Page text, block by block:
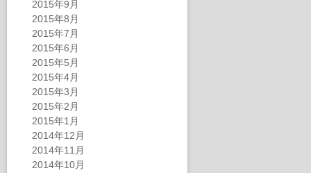
2015年9月
2015年8月
2015年7月
2015年6月
2015年5月
2015年4月
2015年3月
2015年2月
2015年1月
2014年12月
2014年11月
2014年10月